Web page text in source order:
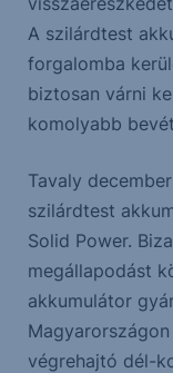
A szilárdtest
forgalomba
biztosan várni
komolyabb
Tavaly
szilárdtest
Solid Power.
megállapodást
akkumulátor
végrehajtó dél-